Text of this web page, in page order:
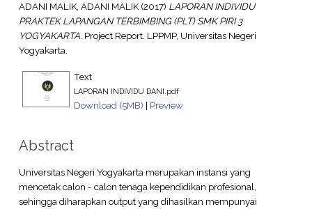
ADANI MALIK, ADANI MALIK(2017) LAPORAN INDIVIDU
PRAKTEK LAPANGAN TERBIMBING (PLT) SMK PIRI 3
YOGYAKARTA. Project Report. LPPMP, Universitas Negeri
Yogyakarta.
Text
LAPORAN INDIVIDU DANI.pdf
Download (5MB) | Preview
Abstract
Universitas Negeri Yogyakarta merupakan instansi yang
mencetak calon - calon tenaga kependidikan profesional,
sehingga diharapkan output yang dihasilkan mempunyai